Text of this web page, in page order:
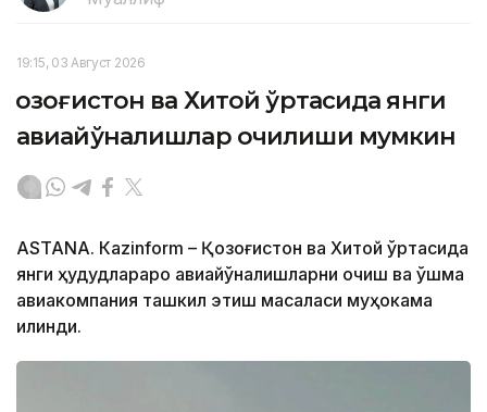
19:15, 03 Август 2026
Қозоғистон ва Хитой ўртасида янги
авиайўналишлар очилиши мумкин
ASTANА. Кazinform – Қозоғистон ва Хитой ўртасида
янги ҳудудлараро авиайўналишларни очиш ва қўшма
авиакомпания ташкил этиш масаласи муҳокама
қилинди.